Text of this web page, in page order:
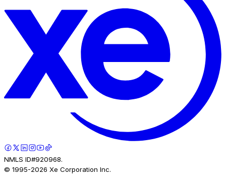
NMLS ID#920968.
© 1995-2026 Xe Corporation Inc.